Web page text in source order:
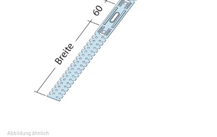
Abbildung ähnlich